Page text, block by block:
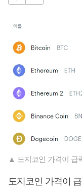
▲ 도지코인 가격이 급
도지코인 가격이